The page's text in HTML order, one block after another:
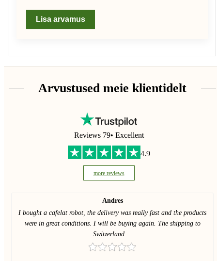
Lisa arvamus
Arvustused meie klientidelt
Reviews 79• Excellent
4.9
more reviews
Andres
I bought a cafelat robot, the delivery was really fast and the products
were in great conditions. I will be buying again. The shipping to
Switzerland ...